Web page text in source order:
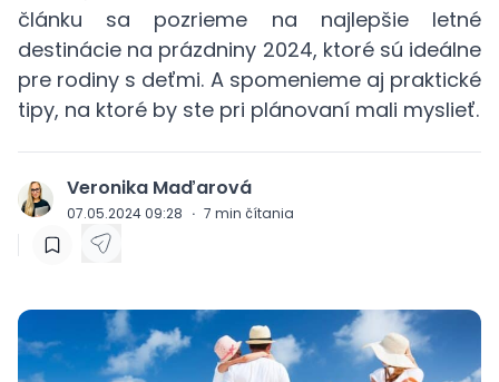
článku sa pozrieme na najlepšie letné
destinácie na prázdniny 2024, ktoré sú ideálne
pre rodiny s deťmi. A spomenieme aj praktické
tipy, na ktoré by ste pri plánovaní mali myslieť.
J Veronika Maďarová
07.05.2024 09:28 · 7 min čítania